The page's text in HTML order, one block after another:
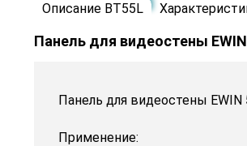
Описание BT55L
Панель для видеостены
Панель для видеостены
Применение: